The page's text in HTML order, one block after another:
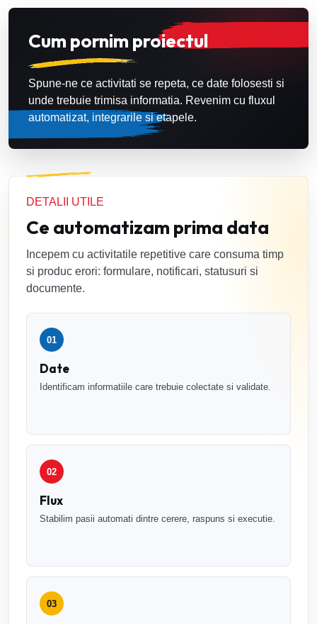
Cum pornim proiectul
Spune-ne ce activitati se repeta, ce date folosesti si
unde trebuie trimisa informatia. Revenim cu fluxul
automatizat, integrarile si etapele.
DETALII UTILE
Ce automatizam prima data
Incepem cu activitatile repetitive care consuma timp
si produc erori: formulare, notificari, statusuri si
documente.
01
Date
Identificam informatiile care trebuie colectate si validate.
02
Flux
Stabilim pasii automati dintre cerere, raspuns si executie.
03